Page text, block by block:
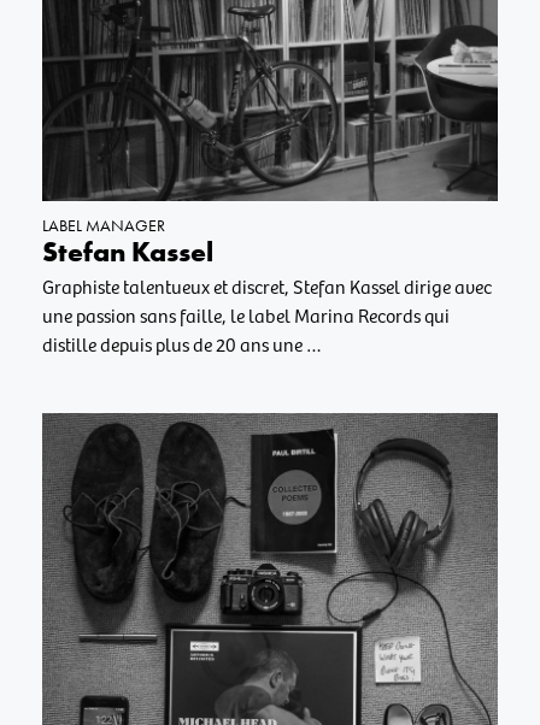
LABEL MANAGER
Stefan Kassel
Graphiste talentueux et discret, Stefan Kassel dirige avec
une passion sans faille, le label Marina Records qui
distille depuis plus de 20 ans une …